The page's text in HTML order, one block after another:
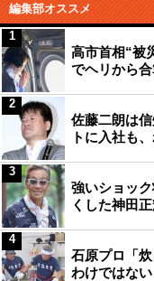
編集部オススメ
高市首相“被
でヘリから
1
佐藤二朗は
トに入社も
2
強いショッ
くした神田
3
石原プロ「
わけではない
4